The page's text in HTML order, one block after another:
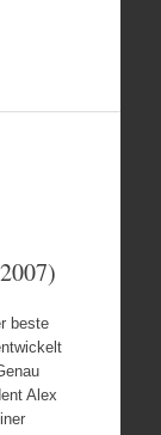
beste
Alex